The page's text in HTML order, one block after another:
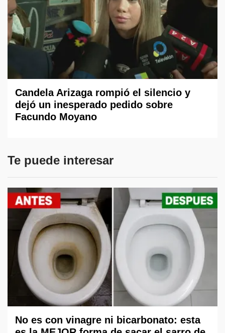
Candela Arizaga rompió el silencio y
dejó un inesperado pedido sobre
Facundo Moyano
Te puede interesar
No es con vinagre ni bicarbonato: esta